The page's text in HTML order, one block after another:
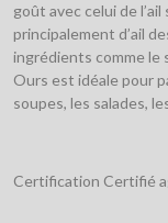
goût avec celui de
principalement d’ail
ingrédients comme le
Ours est idéale pour
soupes, les salades,
Certification Certifié